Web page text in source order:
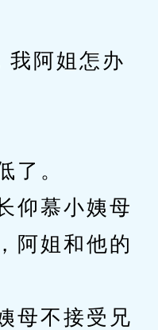
阿姐怎办
。
慕小姨母
阿姐和他的
不接受兄